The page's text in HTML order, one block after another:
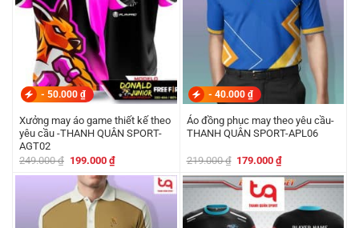
- 50.000 ₫
Xưởng may áo game thiết kế theo
yêu cầu -THANH QUÂN SPORT-
AGT02
249.000₫ Giá
là:
249.000 ₫.
199.000 ₫Giá
hiện
tại
là:
199.000 ₫.
- 40.000 ₫
Áo đồng phục may theo yêu cầu-
THANH QUÂN SPORT-APL06
219.000₫ Giá
là:
219.000 ₫.
179.000₫Giá
tại
là: